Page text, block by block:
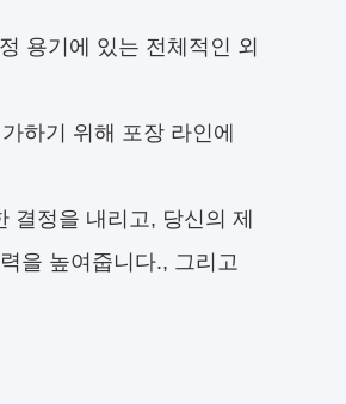
용기에 있는 전체적인 외
하기 위해 포장 라인에
정을 내리고, 당신의 제
을 높여줍니다., 그리고